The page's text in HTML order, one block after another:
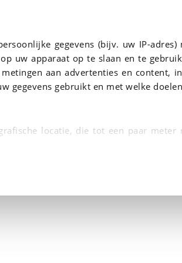
gegevens (bijv. uw IP-adres)
uw apparaat op te slaan en te
aan advertenties en content,
gegevens gebruikt en met welke
locatie, die tot een paar meter
op elk moment wijzigen of
we voor een betere en meer
goed werkt. Ook gebruiken we